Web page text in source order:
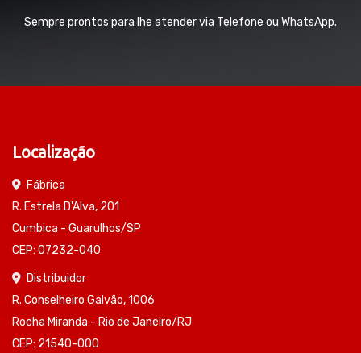
Sempre prontos para lhe atender via Telefone ou WhatsApp.
Localização
Fábrica
R. Estrela D'Alva, 201
Cumbica - Guarulhos/SP
CEP: 07232-040
Distribuidor
R. Conselheiro Galvão, 1006
Rocha Miranda - Rio de Janeiro/RJ
CEP: 21540-000